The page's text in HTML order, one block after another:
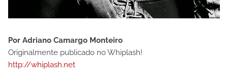
Por Adriano Camargo Monteiro
Originalmente publicado no Whiplash!
http://whiplash.net